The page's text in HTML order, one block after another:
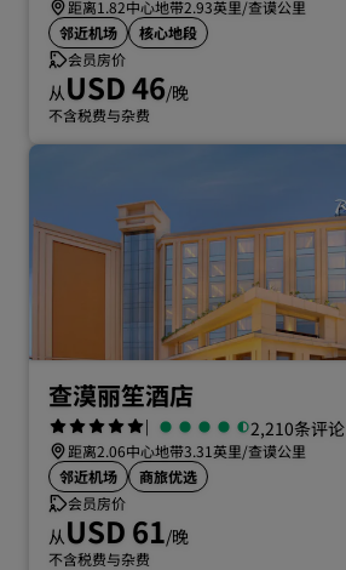
距离1.82中心地带2.93英里/查谟公里
邻近机场
核心地段
会员房价
从USD 46/晚
不含税费与杂费
查漠丽笙酒店
| 2,210条评论
距离2.06中心地带3.31英里/查谟公里
邻近机场
商旅优选
会员房价
从USD 61/晚
不含税费与杂费